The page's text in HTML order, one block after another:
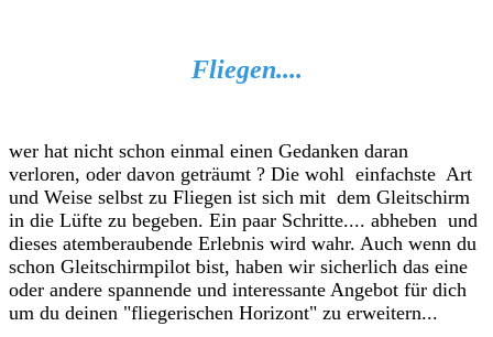
Fliegen....
wer hat nicht schon einmal einen Gedanken daran
verloren, oder davon geträumt ? Die wohl einfachste Art
und Weise selbst zu Fliegen ist sich mit dem Gleitschirm
in die Lüfte zu begeben. Ein paar Schritte.... abheben und
dieses atemberaubende Erlebnis wird wahr. Auch wenn du
schon Gleitschirmpilot bist, haben wir sicherlich das eine
oder andere spannende und interessante Angebot für dich
um du deinen "fliegerischen Horizont" zu erweitern...